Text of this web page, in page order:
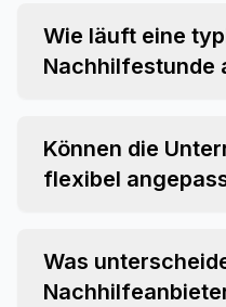
Wie läuft eine
Nachhilfestunde
Können die
flexibel
Was